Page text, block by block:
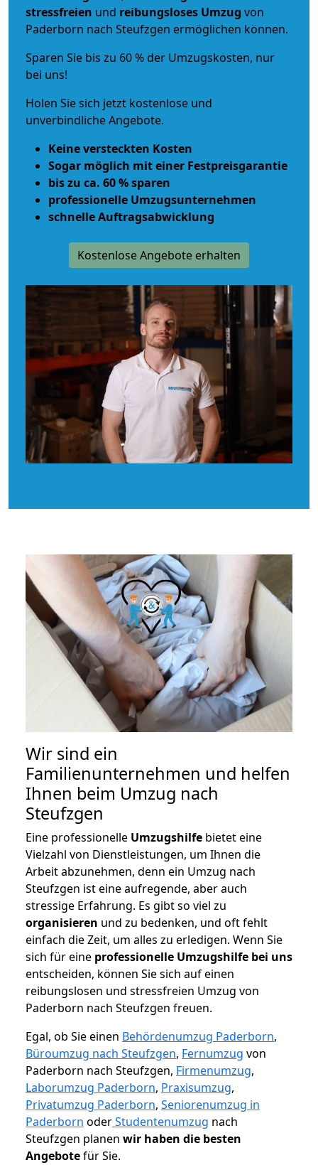
stressfreien und reibungsloses Umzug von
Paderborn nach Steufzgen ermöglichen können.
Sparen Sie bis zu 60 % der Umzugskosten, nur
bei uns!
Holen Sie sich jetzt kostenlose und
unverbindliche Angebote.
Keine versteckten Kosten
Sogar möglich mit einer Festpreisgarantie
bis zu ca. 60 % sparen
professionelle Umzugsunternehmen
schnelle Auftragsabwicklung
Kostenlose Angebote erhalten
Wir sind ein
Familienunternehmen und helfen
Ihnen beim Umzug nach
Steufzgen
Eine professionelle Umzugshilfe bietet eine
Vielzahl von Dienstleistungen, um Ihnen die
Arbeit abzunehmen, denn ein Umzug nach
Steufzgen ist eine aufregende, aber auch
stressige Erfahrung. Es gibt so viel zu
organisieren und zu bedenken, und oft fehlt
einfach die Zeit, um alles zu erledigen. Wenn Sie
sich für eine professionelle Umzugshilfe bei uns
entscheiden, können Sie sich auf einen
reibungslosen und stressfreien Umzug von
Paderborn nach Steufzgen freuen.
Egal, ob Sie einen Behördenumzug Paderborn,
Büroumzug nach Steufzgen, Fernumzug von
Paderborn nach Steufzgen, Firmenumzug,
Laborumzug Paderborn, Praxisumzug,
Privatumzug Paderborn, Seniorenumzug in
Paderborn oderStudentenumzug nach
Steufzgen planen wir haben die besten
Angebotefür Sie.